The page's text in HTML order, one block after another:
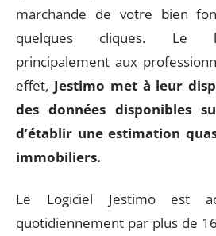
marchande de votre bien
quelques cliques. Le
principalement aux
effet, Jestimo met à leur
des données disponibles
d’établir une estimation
immobiliers.
Le Logiciel Jestimo est
quotidiennement par plus de